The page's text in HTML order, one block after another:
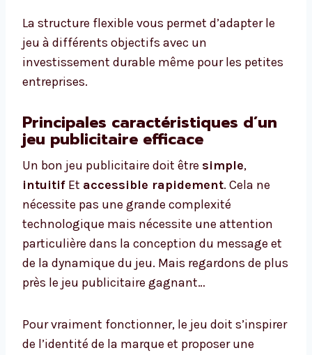
La structure flexible vous permet d’adapter le
jeu à différents objectifs avec un
investissement durable même pour les petites
entreprises.
Principales caractéristiques d’un
jeu publicitaire efficace
Un bon jeu publicitaire doit être simple,
intuitif Et accessible rapidement. Cela ne
nécessite pas une grande complexité
technologique mais nécessite une attention
particulière dans la conception du message et
de la dynamique du jeu. Mais regardons de plus
près le jeu publicitaire gagnant…
Pour vraiment fonctionner, le jeu doit s’inspirer
de l’identité de la marque et proposer une